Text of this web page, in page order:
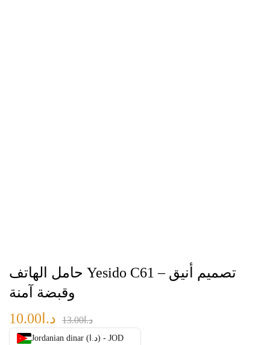
حامل الهاتف Yesido C61 – تصميم أنيق
وقبضة آمنة
د.ا13.00 د.ا 10.00
Jordanian dinar (د.ا) - JOD